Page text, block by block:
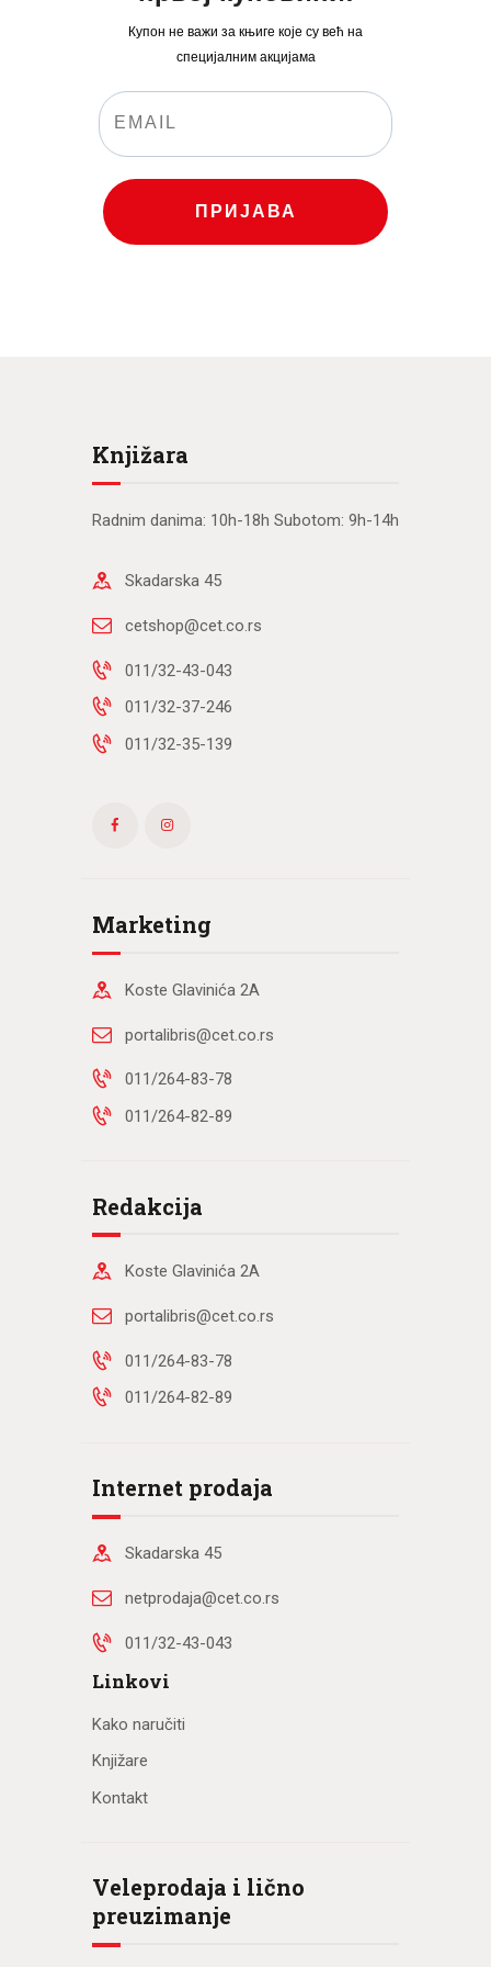
Купон не важи за књиге које су већ на
специјалним акцијама
ПРИЈАВА
Knjižara
Radnim danima: 10h-18h Subotom: 9h-14h
Skadarska 45
cetshop@cet.co.rs
011/32-43-043
011/32-37-246
011/32-35-139
Marketing
Koste Glavinića 2A
portalibris@cet.co.rs
011/264-83-78
011/264-82-89
Redakcija
Koste Glavinića 2A
portalibris@cet.co.rs
011/264-83-78
011/264-82-89
Internet prodaja
Skadarska 45
netprodaja@cet.co.rs
011/32-43-043
Linkovi
Kako naručiti
Knjižare
Kontakt
Veleprodaja i lično
preuzimanje